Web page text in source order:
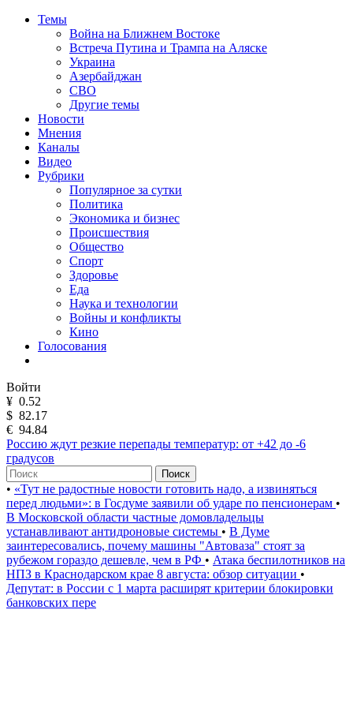
Темы
Война на Ближнем Востоке
Встреча Путина и Трампа на Аляске
Украина
Азербайджан
СВО
Другие темы
Новости
Мнения
Каналы
Видео
Рубрики
Популярное за сутки
Политика
Экономика и бизнес
Происшествия
Общество
Спорт
Здоровье
Еда
Наука и технологии
Войны и конфликты
Кино
Голосования
Войти
¥ 0.52
$ 82.17
€ 94.84
Россию ждут резкие перепады температур: от +42 до -6
градусов
Поиск
• «Тут не радостные новости готовить надо, а извиняться
перед людьми»: в Госдуме заявили об ударе по пенсионерам •
В Московской области частные домовладельцы
устанавливают антидроновые системы • В Думе
заинтересовались, почему машины "Автоваза" стоят за
рубежом гораздо дешевле, чем в РФ • Атака беспилотников на
НПЗ в Краснодарском крае 8 августа: обзор ситуации •
Депутат: в России с 1 марта расширят критерии блокировки
банковских пере